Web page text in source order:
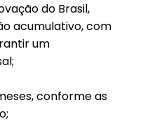
do Brasil,
acumulativo, com
um
conforme as